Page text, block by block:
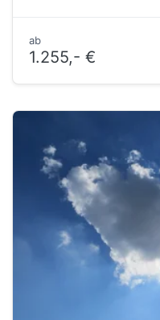
ab
1.255,- €